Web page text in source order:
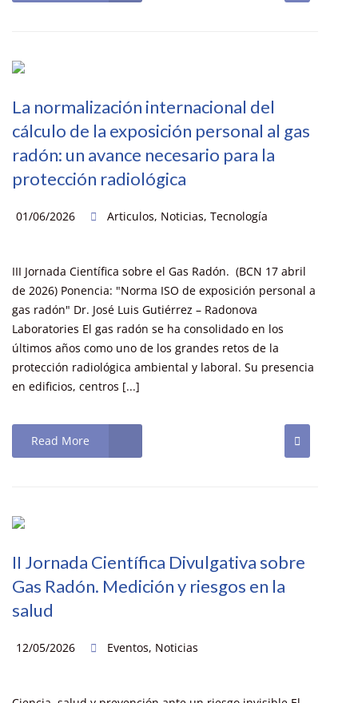
La normalización internacional del
cálculo de la exposición personal al gas
radón: un avance necesario para la
protección radiológica
01/06/2026 Articulos, Noticias, Tecnología
III Jornada Científica sobre el Gas Radón. (BCN 17 abril
de 2026) Ponencia: "Norma ISO de exposición personal a
gas radón" Dr. José Luis Gutiérrez – Radonova
Laboratories El gas radón se ha consolidado en los
últimos años como uno de los grandes retos de la
protección radiológica ambiental y laboral. Su presencia
en edificios, centros [...]
Read More
II Jornada Científica Divulgativa sobre
Gas Radón. Medición y riesgos en la
salud
12/05/2026 Eventos, Noticias